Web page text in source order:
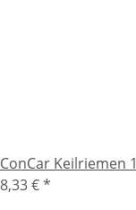
ConCar Keilriemen
8,33 €*